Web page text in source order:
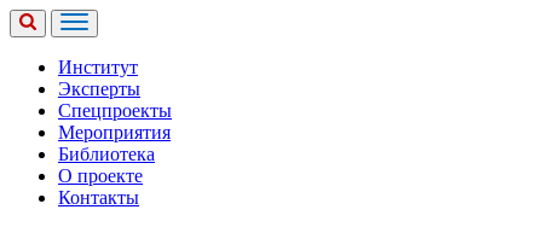
Институт
Эксперты
Спецпроекты
Мероприятия
Библиотека
О проекте
Контакты